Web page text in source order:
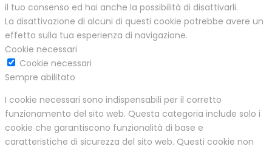
il tuo consenso ed hai anche la possibilità di disattivarli.
La disattivazione di alcuni di questi cookie potrebbe avere un
effetto sulla tua esperienza di navigazione.
Cookie necessari
Cookie necessari
Sempre abilitato
I cookie necessari sono indispensabili per il corretto
funzionamento del sito web. Questa categoria include solo i
cookie che garantiscono funzionalità di base e
caratteristiche di sicurezza del sito web. Questi cookie non